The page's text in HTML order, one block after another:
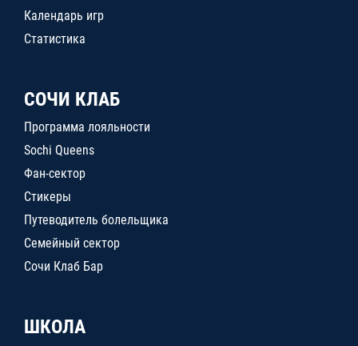
Календарь игр
Статистика
СОЧИ КЛАБ
Программа лояльности
Sochi Queens
Фан-сектор
Стикеры
Путеводитель болельщика
Семейный сектор
Сочи Клаб Бар
ШКОЛА